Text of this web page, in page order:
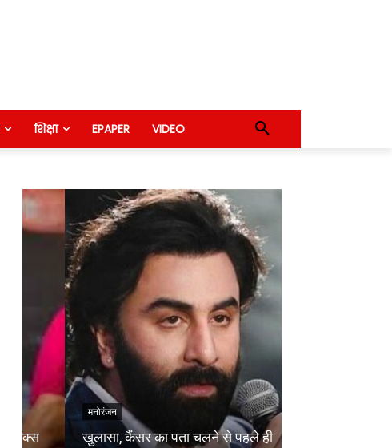
शिक्षा EPAPER VIDEO
खुलासा, कैंसर का पता चलने से पहले ही